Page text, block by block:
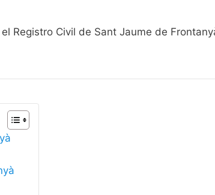
Registro Civil de Sant Jaume de